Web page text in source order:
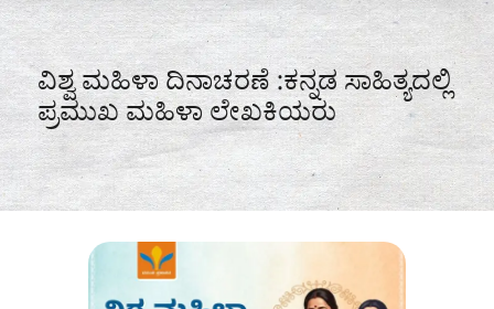
ವಿಶ್ವ ಮಹಿಳಾ ದಿನಾಚರಣೆ :ಕನ್ನಡ ಸಾಹಿತ್ಯದಲ್ಲಿ
ಪ್ರಮುಖ ಮಹಿಳಾ ಲೇಖಕಿಯರು